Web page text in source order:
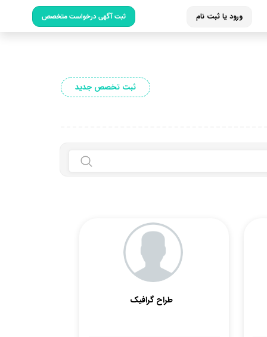
ثبت آگهی درخواست متخصص ورود یا ثبت نام
ثبت تخصص جدید
طراح گرافیک